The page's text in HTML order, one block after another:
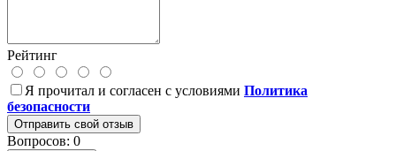
Рейтинг
Я прочитал и согласен с условиями Политика
безопасности
Отправить свой отзыв
Вопросов: 0